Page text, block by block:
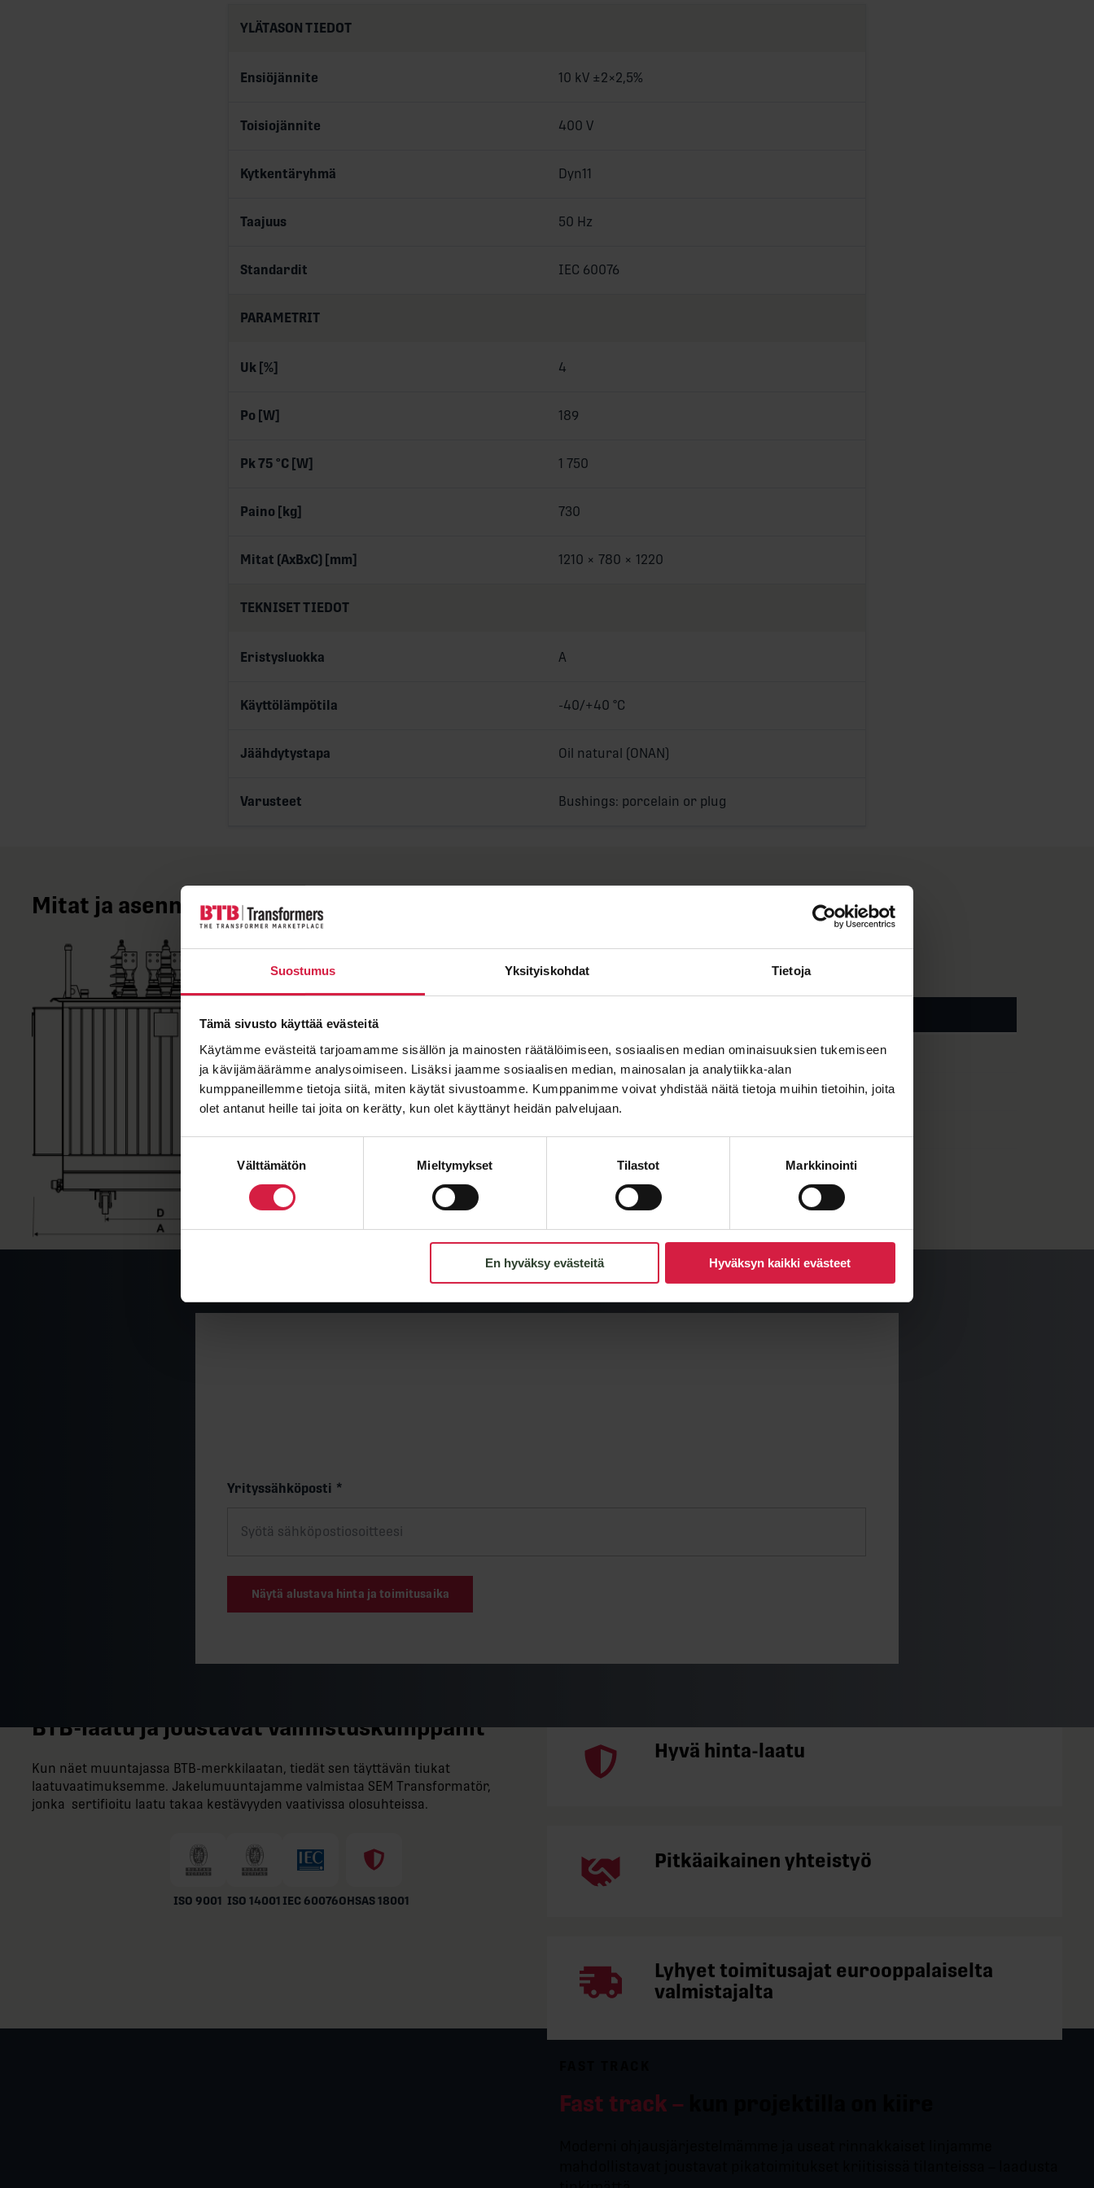
Suostumus Yksityiskohdat Tietoja
Tämä sivusto käyttää evästeitä
Käytämme evästeitä tarjoamamme sisällön ja mainosten räätälöimiseen, sosiaalisen median ominaisuuksien tukemiseen
ja kävijämäärämme analysoimiseen. Lisäksi jaamme sosiaalisen median, mainosalan ja analytiikka-alan
kumppaneillemme tietoja siitä, miten käytät sivustoamme. Kumppanimme voivat yhdistää näitä tietoja muihin tietoihin, joita
olet antanut heille tai joita on kerätty, kun olet käyttänyt heidän palvelujaan.
Välttämätön Mieltymykset Tilastot Markkinointi
En hyväksy evästeitä Hyväksyn kaikki evästeet
YLÄTASON TIEDOT
Ensiöjännite 10 kV ±2×2,5%
Toisiojännite 400 V
Kytkentäryhmä Dyn11
Taajuus 50 Hz
Standardit IEC 60076
PARAMETRIT
Uk [%] 4
Po [W] 189
Pk 75 °C [W] 1 750
Paino [kg] 730
Mitat (AxBxC) [mm] 1210 × 780 × 1220
TEKNISET TIEDOT
Eristysluokka A
Käyttölämpötila -40/+40 °C
Jäähdytystapa Oil natural (ONAN)
Varusteet Bushings: porcelain or plug
Mitat ja asennustiedot
Pituus A 1 210 mm
Leveys B 780 mm
Paino 730 kg
Yrityssähköposti *
Näytä alustava hinta ja toimitusaika
BTB-​laatu ja joustavat valmistuskumppanit
Kun näet muuntajassa BTB-​merkkilaatan, tiedät sen täyttävän tiukat
laatuvaatimuksemme. Jakelumuuntajamme valmistaa SEM Transformatör,
jonka sertifioitu laatu takaa kestävyyden vaativissa olosuhteissa.
ISO 9001 ISO 14001 IEC 60076OHSAS 18001
Hyvä hinta-laatu
Pitkäaikainen yhteistyö
Lyhyet toimitusajat eurooppalaiselta
valmistajalta
Fast track –